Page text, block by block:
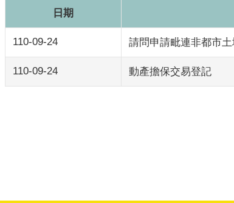
日期
110-09-24 請問申請毗連非都市
110-09-24 動產擔保交易登記